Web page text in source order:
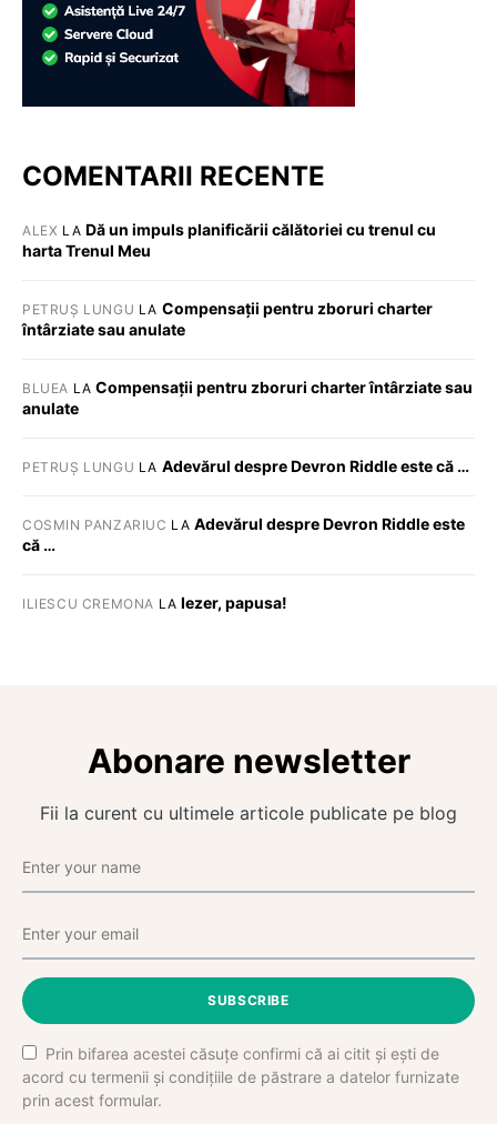
COMENTARII RECENTE
ALEX LA Dă un impuls planificării călătoriei cu trenul cu
harta Trenul Meu
PETRUȘ LUNGU LA Compensații pentru zboruri charter
întârziate sau anulate
BLUEA LACompensații pentru zboruri charter întârziate sau
anulate
PETRUȘ LUNGU LA Adevărul despre Devron Riddle este că …
COSMIN PANZARIUC LA Adevărul despre Devron Riddle este
că …
ILIESCU CREMONA LA Iezer, papusa!
Abonare newsletter
Fii la curent cu ultimele articole publicate pe blog
SUBSCRIBE
Prin bifarea acestei căsuțe confirmi că ai citit și ești de
acord cu termenii și condițiile de păstrare a datelor furnizate
prin acest formular.